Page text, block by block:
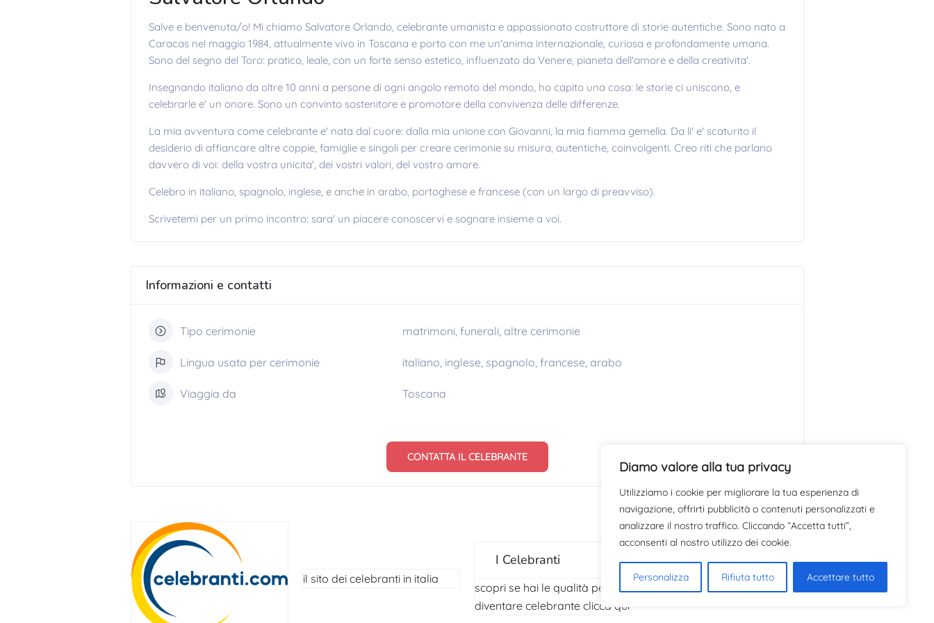
Diamo valore alla tua privacy
Utilizziamo i cookie per migliorare la tua esperienza di
navigazione, offrirti pubblicità o contenuti personalizzati e
analizzare il nostro traffico. Cliccando “Accetta tutti”,
acconsenti al nostro utilizzo dei cookie.
Personalizza Rifiuta tutto Accettare tutto
Salve e benvenuta/o! Mi chiamo Salvatore Orlando, celebrante umanista e appassionato costruttore di storie autentiche. Sono nato a
Caracas nel maggio 1984, attualmente vivo in Toscana e porto con me un'anima internazionale, curiosa e profondamente umana.
Sono del segno del Toro: pratico, leale, con un forte senso estetico, influenzato da Venere, pianeta dell'amore e della creativita'.
Insegnando italiano da oltre 10 anni a persone di ogni angolo remoto del mondo, ho capito una cosa: le storie ci uniscono, e
celebrarle e' un onore. Sono un convinto sostenitore e promotore della convivenza delle differenze.
La mia avventura come celebrante e' nata dal cuore: dalla mia unione con Giovanni, la mia fiamma gemella. Da li' e' scaturito il
desiderio di affiancare altre coppie, famiglie e singoli per creare cerimonie su misura, autentiche, coinvolgenti. Creo riti che parlano
davvero di voi: della vostra unicita', dei vostri valori, del vostro amore.
Celebro in italiano, spagnolo, inglese, e anche in arabo, portoghese e francese (con un largo di preavviso).
Scrivetemi per un primo incontro: sara' un piacere conoscervi e sognare insieme a voi.
Informazioni e contatti
Tipo cerimonie matrimoni, funerali, altre cerimonie
Lingua usata per cerimonie italiano, inglese, spagnolo, francese, arabo
Viaggia da Toscana
CONTATTA IL CELEBRANTE
il sito dei celebranti in italia
I Celebranti
scopri se hai le qualità per
diventare celebrante clicca qui